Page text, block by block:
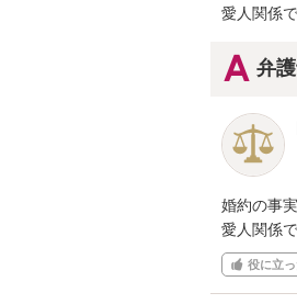
愛人関係
弁
婚約の事
愛人関係
役に立っ